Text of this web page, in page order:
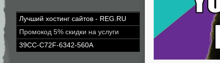
Лучший хостинг сайтов - REG.RU
Промокод 5% скидки на услуги
39CC-C72F-6342-560A